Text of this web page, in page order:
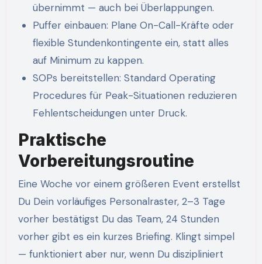
übernimmt — auch bei Überlappungen.
Puffer einbauen: Plane On-Call-Kräfte oder
flexible Stundenkontingente ein, statt alles
auf Minimum zu kappen.
SOPs bereitstellen: Standard Operating
Procedures für Peak-Situationen reduzieren
Fehlentscheidungen unter Druck.
Praktische
Vorbereitungsroutine
Eine Woche vor einem größeren Event erstellst
Du Dein vorläufiges Personalraster, 2–3 Tage
vorher bestätigst Du das Team, 24 Stunden
vorher gibt es ein kurzes Briefing. Klingt simpel
— funktioniert aber nur, wenn Du diszipliniert